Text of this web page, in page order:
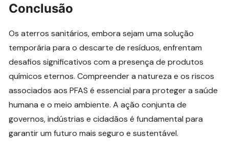
Conclusão
Os aterros sanitários, embora sejam uma solução
temporária para o descarte de resíduos, enfrentam
desafios significativos com a presença de produtos
químicos eternos. Compreender a natureza e os riscos
associados aos PFAS é essencial para proteger a saúde
humana e o meio ambiente. A ação conjunta de
governos, indústrias e cidadãos é fundamental para
garantir um futuro mais seguro e sustentável.